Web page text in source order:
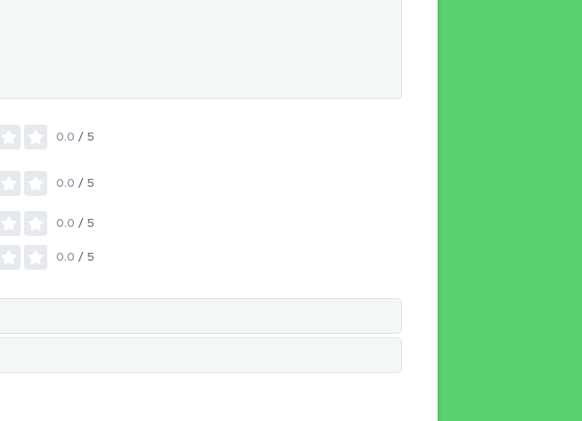
0.0 / 5
0.0 / 5
0.0 / 5
0.0 / 5